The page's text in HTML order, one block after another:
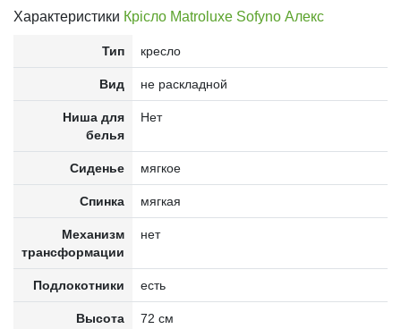
Характеристики Крісло Matroluxe Sofyno Алекс
Тип кресло
Вид не раскладной
Ниша для
белья
Нет
Сиденье мягкое
Спинка мягкая
Механизм
трансформации
нет
Подлокотники есть
Высота 72 см